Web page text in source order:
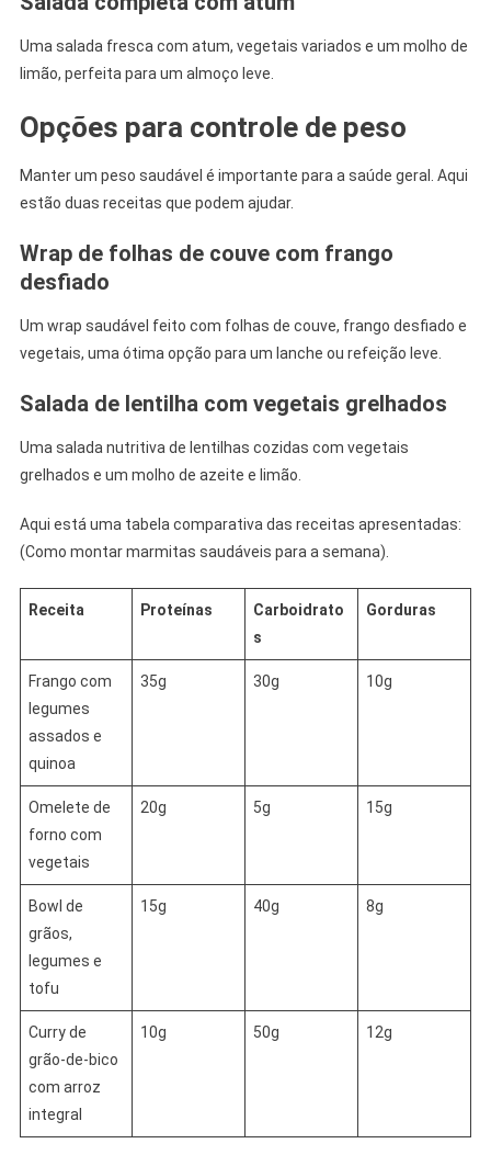
Uma salada fresca com atum, vegetais variados e um molho de
limão, perfeita para um almoço leve.
Opções para controle de peso
Manter um peso saudável é importante para a saúde geral. Aqui
estão duas receitas que podem ajudar.
Wrap de folhas de couve com frango
desfiado
Um wrap saudável feito com folhas de couve, frango desfiado e
vegetais, uma ótima opção para um lanche ou refeição leve.
Salada de lentilha com vegetais grelhados
Uma salada nutritiva de lentilhas cozidas com vegetais
grelhados e um molho de azeite e limão.
Aqui está uma tabela comparativa das receitas apresentadas:
(Como montar marmitas saudáveis para a semana).
Receita Proteínas
Carboidrato
s
Gorduras
Frango com
legumes
assados e
quinoa
35g 30g 10g
Omelete de
forno com
vegetais
20g 5g 15g
Bowl de
grãos,
legumes e
tofu
15g 40g 8g
Curry de
grão-de-bico
com arroz
integral
10g 50g 12g